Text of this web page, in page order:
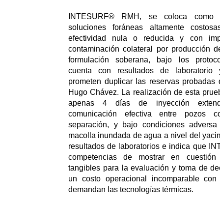
INTESURF® RMH, se coloca como
soluciones foráneas altamente
efectividad nula o reducida y con
contaminación colateral por producción
formulación soberana, bajo los
cuenta con resultados de laboratorio
prometen duplicar las reservas
Hugo Chávez. La realización de esta
apenas 4 días de inyección
comunicación efectiva entre pozos
separación, y bajo condiciones
macolla inundada de agua a nivel del
resultados de laboratorios e indica que
competencias de mostrar en
tangibles para la evaluación y toma de
un costo operacional incomparable
demandan las tecnologías térmicas.